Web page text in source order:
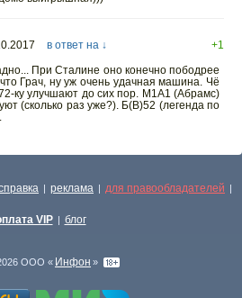
в ответ на ↓
+1
При Сталине оно конечно пободрее
Грач, ну уж очень удачная машина. Чё
ку улучшают до сих пор. М1А1 (Абрамс)
(сколько раз уже?). Б(B)52 (легенда по
| реклама | для правообладателей |
VIP | блог
ООО « Инфон »